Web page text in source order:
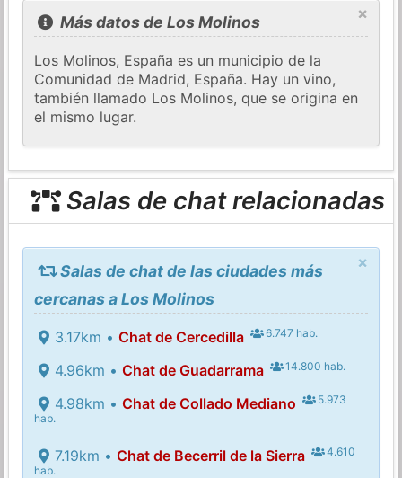
×
Más datos de Los Molinos
Los Molinos, España es un municipio de la
Comunidad de Madrid, España. Hay un vino,
también llamado Los Molinos, que se origina en
el mismo lugar.
Salas de chat relacionadas
×
Salas de chat de las ciudades más
cercanas a Los Molinos
3.17km • Chat de Cercedilla 6.747 hab.
4.96km • Chat de Guadarrama 14.800 hab.
4.98km • Chat de Collado Mediano
5.973
hab.
7.19km • Chat de Becerril de la Sierra
4.610
hab.